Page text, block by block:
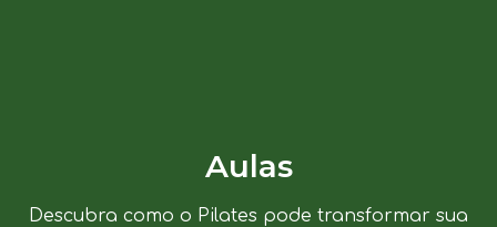
Aulas
Descubra como o Pilates pode transformar sua